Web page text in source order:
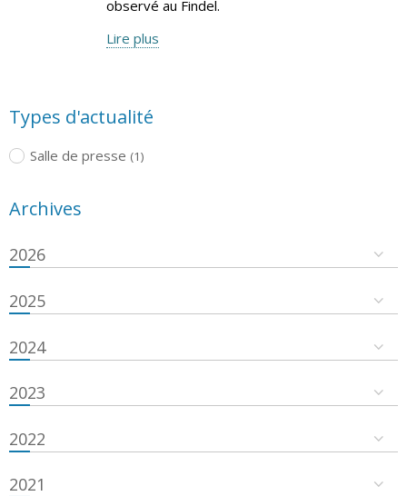
observé au Findel.
Lire plus
Types d'actualité
Salle de presse (1)
Archives
2026
2025
2024
2023
2022
2021